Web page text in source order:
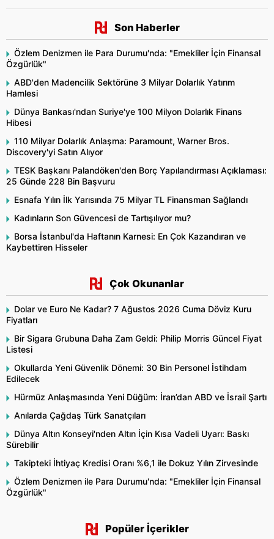
Son Haberler
Özlem Denizmen ile Para Durumu'nda: "Emekliler İçin Finansal
Özgürlük"
ABD'den Madencilik Sektörüne 3 Milyar Dolarlık Yatırım
Hamlesi
Dünya Bankası'ndan Suriye'ye 100 Milyon Dolarlık Finans
Hibesi
110 Milyar Dolarlık Anlaşma: Paramount, Warner Bros.
Discovery'yi Satın Alıyor
TESK Başkanı Palandöken'den Borç Yapılandırması Açıklaması:
25 Günde 228 Bin Başvuru
Esnafa Yılın İlk Yarısında 75 Milyar TL Finansman Sağlandı
Kadınların Son Güvencesi de Tartışılıyor mu?
Borsa İstanbul'da Haftanın Karnesi: En Çok Kazandıran ve
Kaybettiren Hisseler
Çok Okunanlar
Dolar ve Euro Ne Kadar? 7 Ağustos 2026 Cuma Döviz Kuru
Fiyatları
Bir Sigara Grubuna Daha Zam Geldi: Philip Morris Güncel Fiyat
Listesi
Okullarda Yeni Güvenlik Dönemi: 30 Bin Personel İstihdam
Edilecek
Hürmüz Anlaşmasında Yeni Düğüm: İran’dan ABD ve İsrail Şartı
Anılarda Çağdaş Türk Sanatçıları
Dünya Altın Konseyi'nden Altın İçin Kısa Vadeli Uyarı: Baskı
Sürebilir
Takipteki İhtiyaç Kredisi Oranı %6,1 ile Dokuz Yılın Zirvesinde
Özlem Denizmen ile Para Durumu'nda: "Emekliler İçin Finansal
Özgürlük"
Popüler İçerikler